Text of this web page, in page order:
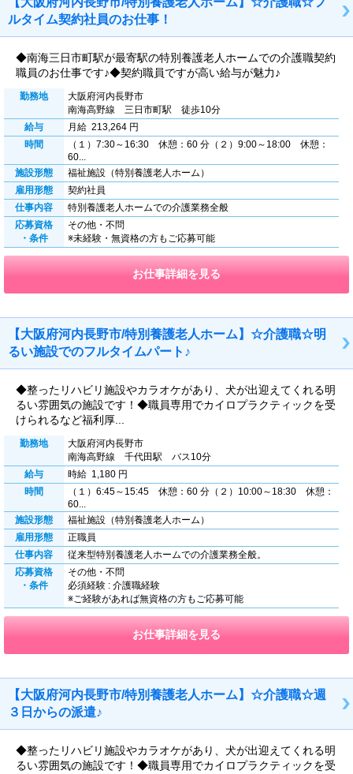
ルタイム契約社員のお仕事！
◆南海三日市町駅が最寄駅の特別養護老人ホームでの介護職契約
職員のお仕事です♪◆契約職員ですが高い給与が魅力♪
勤務地
大阪府河内長野市
南海高野線 三日市町駅 徒歩10分
給与
月給 213,264 円
時間
（１）7:30～16:30 休憩：60 分（２）9:00～18:00 休憩：
60...
施設形態
福祉施設（特別養護老人ホーム）
雇用形態
契約社員
仕事内容
特別養護老人ホームでの介護業務全般
応募資格
・条件
その他・不問
※未経験・無資格の方もご応募可能
お仕事詳細を見る
【大阪府河内長野市/特別養護老人ホーム】☆介護職☆明
るい施設でのフルタイムパート♪
◆整ったリハビリ施設やカラオケがあり、犬が出迎えてくれる明
るい雰囲気の施設です！◆職員専用でカイロプラクティックを受
けられるなど福利厚...
勤務地
大阪府河内長野市
南海高野線 千代田駅 バス10分
給与
時給 1,180 円
時間
（１）6:45～15:45 休憩：60 分（２）10:00～18:30 休憩：
60...
施設形態
福祉施設（特別養護老人ホーム）
雇用形態
正職員
仕事内容
従来型特別養護老人ホームでの介護業務全般。
応募資格
・条件
その他・不問
必須経験 : 介護職経験
※ご経験があれば無資格の方もご応募可能
お仕事詳細を見る
【大阪府河内長野市/特別養護老人ホーム】☆介護職☆週
３日からの派遣♪
◆整ったリハビリ施設やカラオケがあり、犬が出迎えてくれる明
るい雰囲気の施設です！◆職員専用でカイロプラクティックを受